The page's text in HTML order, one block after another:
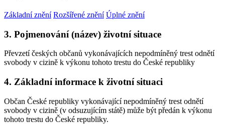
Základní znění Rozšířené znění Úplné znění
3. Pojmenování (název) životní situace
Převzetí českých občanů vykonávajících nepodmíněný trest odnětí
svobody v cizině k výkonu tohoto trestu do České republiky
4. Základní informace k životní situaci
Občan České republiky vykonávající nepodmíněný trest odnětí
svobody v cizině (v odsuzujícím státě) může být předán k výkonu
tohoto trestu do České republiky.